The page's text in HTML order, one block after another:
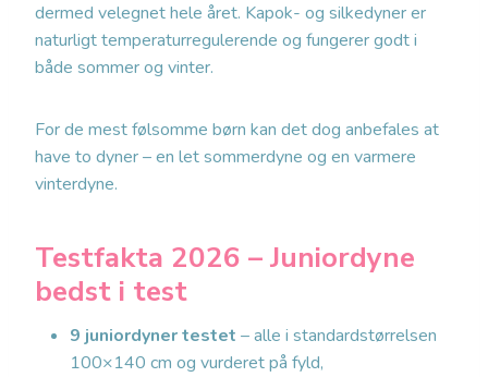
dermed velegnet hele året. Kapok- og silkedyner er
naturligt temperaturregulerende og fungerer godt i
både sommer og vinter.
For de mest følsomme børn kan det dog anbefales at
have to dyner – en let sommerdyne og en varmere
vinterdyne.
Testfakta 2026 – Juniordyne
bedst i test
9 juniordyner testet – alle i standardstørrelsen
100×140 cm og vurderet på fyld,